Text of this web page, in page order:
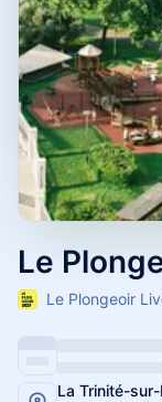
Le
Le Plongeoir
La Trinité-